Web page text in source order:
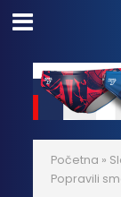
Početna »
Popravili